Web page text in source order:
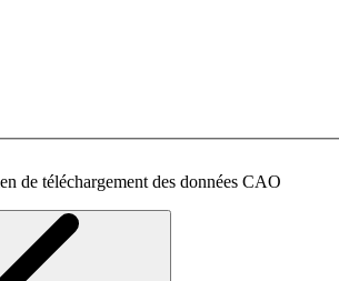
de téléchargement des données CAO